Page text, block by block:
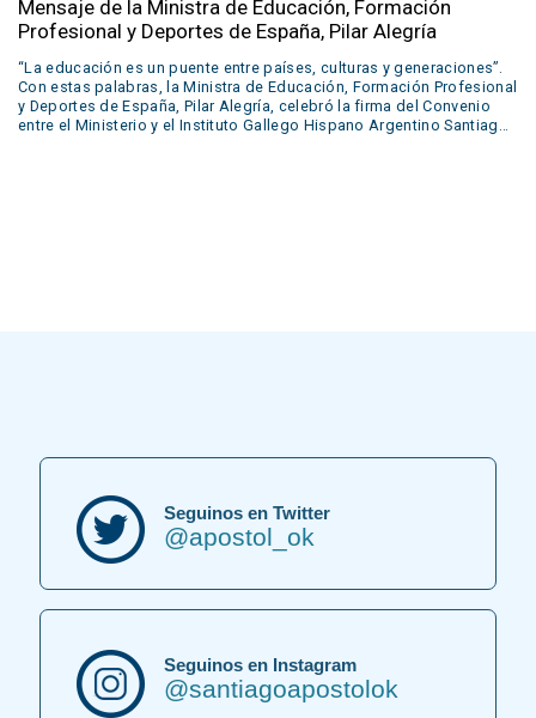
Mensaje de la Ministra de Educación, Formación
Profesional y Deportes de España, Pilar Alegría
“La educación es un puente entre países, culturas y generaciones”.
Con estas palabras, la Ministra de Educación, Formación Profesional
y Deportes de España, Pilar Alegría, celebró la firma del Convenio
entre el Ministerio y el Instituto Gallego Hispano Argentino Santiago
Seguinos en Twitter
@apostol_ok
Seguinos en Instagram
@santiagoapostolok